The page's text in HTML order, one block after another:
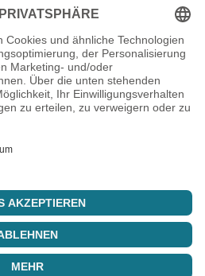
Hosting, Server, Support und
SponsoringJobs
Status